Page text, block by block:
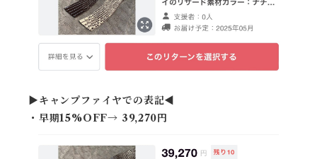
▶︎キャンプファイヤでの表記◀︎
・早期15%OFF→ 39,270円